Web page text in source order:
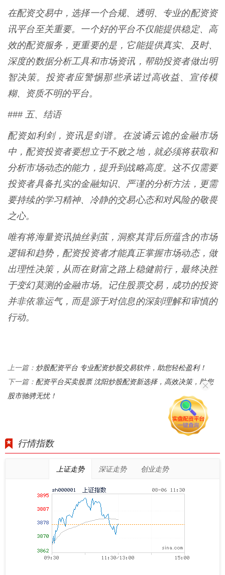
在配资交易中，选择一个合规、透明、专业的配资资
讯平台至关重要。一个好的平台不仅能提供稳定、高
效的配资服务，更重要的是，它能提供真实、及时、
深度的数据分析工具和市场资讯，帮助投资者做出明
智决策。投资者应警惕那些承诺过高收益、宣传模
糊、资质不明的平台。
### 五、结语
配资如利剑，资讯是剑谱。在波谲云诡的金融市场
中，配资投资者要想立于不败之地，就必须将获取和
分析市场动态的能力，提升到战略高度。这不仅需要
投资者具备扎实的金融知识、严谨的分析方法，更需
要持续的学习精神、冷静的交易心态和对风险的敬畏
之心。
唯有将海量资讯抽丝剥茧，洞察其背后所蕴含的市场
逻辑和趋势，配资投资者才能真正掌握市场动态，做
出理性决策，从而在财富之路上稳健前行，最终决胜
于变幻莫测的金融市场。记住股票交易，成功的投资
并非依靠运气，而是源于对信息的深刻理解和审慎的
行动。
上一篇： 炒股配资平台 专业配资炒股交易软件，助您轻松盈利！
下一篇： 配资平台买卖股票 沈阳炒股配资新选择，高效决策，助您
股市驰骋无忧！
行情指数
上证走势 深证走势 创业走势